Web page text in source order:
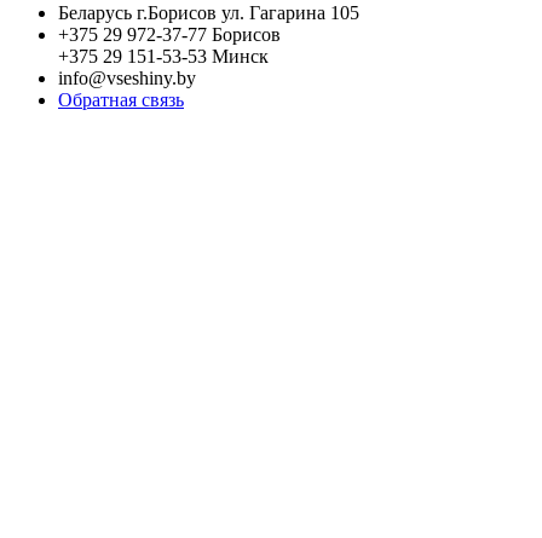
Беларусь г.Борисов ул. Гагарина 105
+375 29 972-37-77 Борисов
+375 29 151-53-53 Минск
info@vseshiny.by
Обратная связь